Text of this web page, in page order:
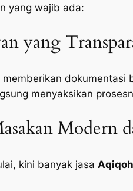
yang wajib ada:
yang
menyaksikan
Modern
kini banyak jasa